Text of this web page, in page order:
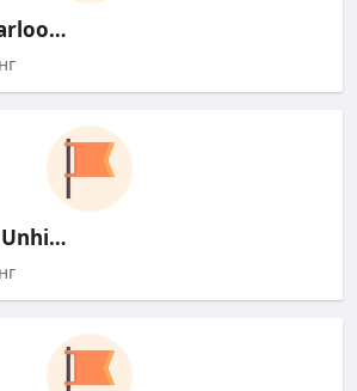
Unlocking Pharloom's Melodi
8 Delightfully Unhinged Details